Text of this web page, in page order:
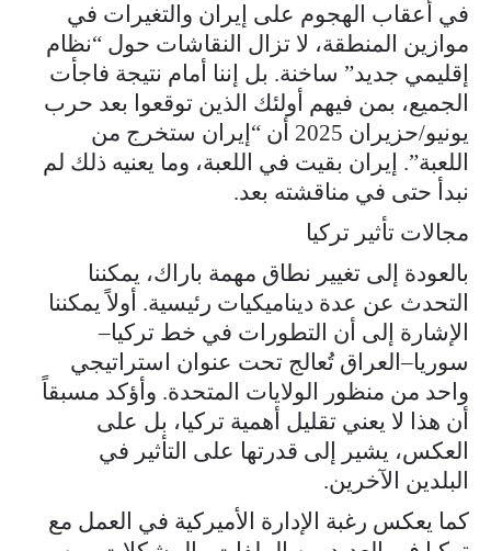
في أعقاب الهجوم على إيران والتغيرات في
موازين المنطقة، لا تزال النقاشات حول “نظام
إقليمي جديد” ساخنة. بل إننا أمام نتيجة فاجأت
الجميع، بمن فيهم أولئك الذين توقعوا بعد حرب
يونيو/حزيران 2025 أن “إيران ستخرج من
اللعبة”. إيران بقيت في اللعبة، وما يعنيه ذلك لم
نبدأ حتى في مناقشته بعد.
مجالات تأثير تركيا
بالعودة إلى تغيير نطاق مهمة باراك، يمكننا
التحدث عن عدة ديناميكيات رئيسية. أولاً يمكننا
الإشارة إلى أن التطورات في خط تركيا–
سوريا–العراق تُعالج تحت عنوان استراتيجي
واحد من منظور الولايات المتحدة. وأؤكد مسبقاً
أن هذا لا يعني تقليل أهمية تركيا، بل على
العكس، يشير إلى قدرتها على التأثير في
البلدين الآخرين.
كما يعكس رغبة الإدارة الأميركية في العمل مع